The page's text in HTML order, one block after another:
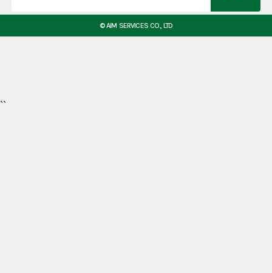
© AIM SERVICES CO., LTD
``